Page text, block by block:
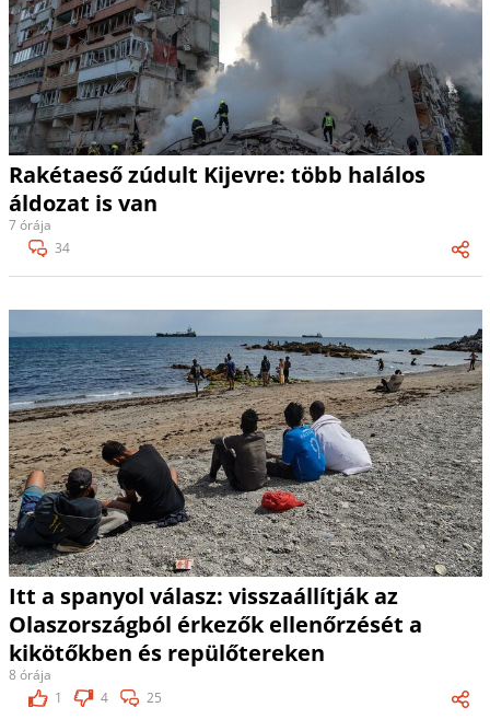
Rakétaeső zúdult Kijevre: több halálos
áldozat is van
7 órája
34
Itt a spanyol válasz: visszaállítják az
Olaszországból érkezők ellenőrzését a
kikötőkben és repülőtereken
8 órája
1
4 25